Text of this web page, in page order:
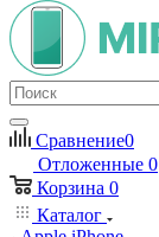
Сравнение0
Отложенные 0
Корзина 0
Каталог